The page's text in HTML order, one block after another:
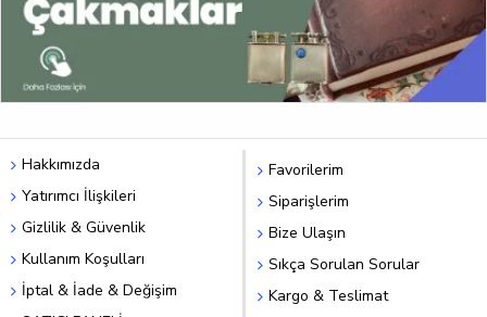
Hakkımızda
Yatırımcı İlişkileri
Gizlilik & Güvenlik
Kullanım Koşulları
İptal & İade & Değişim
Favorilerim
Siparişlerim
Bize Ulaşın
Sıkça Sorulan Sorular
Kargo & Teslimat